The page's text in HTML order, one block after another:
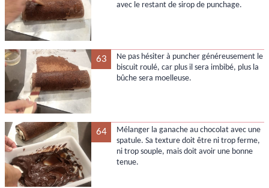
avec le restant de sirop de punchage.
63
Ne pas hésiter à puncher généreusement le
biscuit roulé, car plus il sera imbibé, plus la
bûche sera moelleuse.
64
Mélanger la ganache au chocolat avec une
spatule. Sa texture doit être ni trop ferme,
ni trop souple, mais doit avoir une bonne
tenue.